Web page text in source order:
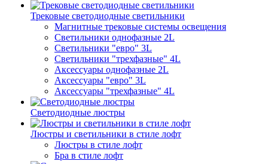
Трековые светодиодные светильники
Магнитные трековые системы освещения
Светильники однофазные 2L
Светильники "евро" 3L
Светильники "трехфазные" 4L
Аксессуары однофазные 2L
Аксессуары "евро" 3L
Аксессуары "трехфазные" 4L
Светодиодные люстры
Люстры и светильники в стиле лофт
Люстры в стиле лофт
Бра в стиле лофт